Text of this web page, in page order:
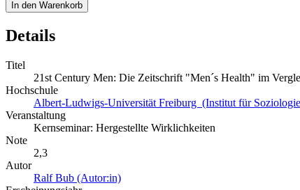
In den Warenkorb
Details
Titel
21st Century Men: Die Zeitschrift "Men´s Health" im
Hochschule
Albert-Ludwigs-Universität Freiburg (Institut für
Veranstaltung
Kernseminar: Hergestellte Wirklichkeiten
Note
2,3
Autor
Ralf Bub (Autor:in)